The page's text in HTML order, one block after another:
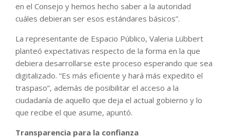
en el Consejo y hemos hecho saber a la autoridad
cuáles debieran ser esos estándares básicos”.
La representante de Espacio Público, Valeria Lübbert
planteó expectativas respecto de la forma en la que
debiera desarrollarse este proceso esperando que sea
digitalizado. “Es más eficiente y hará más expedito el
traspaso”, además de posibilitar el acceso a la
ciudadanía de aquello que deja el actual gobierno y lo
que recibe el que asume, apuntó.
Transparencia para la confianza